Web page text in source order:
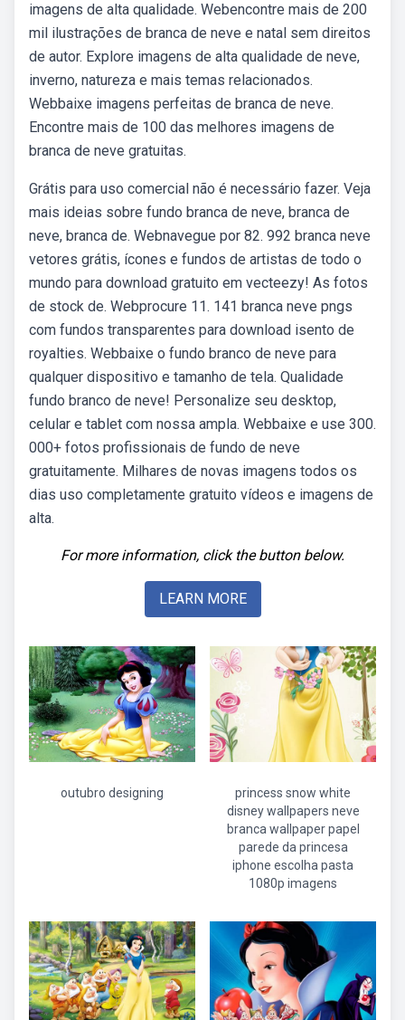
imagens de alta qualidade. Webencontre mais de 200
mil ilustrações de branca de neve e natal sem direitos
de autor. Explore imagens de alta qualidade de neve,
inverno, natureza e mais temas relacionados.
Webbaixe imagens perfeitas de branca de neve.
Encontre mais de 100 das melhores imagens de
branca de neve gratuitas.
Grátis para uso comercial não é necessário fazer. Veja
mais ideias sobre fundo branca de neve, branca de
neve, branca de. Webnavegue por 82. 992 branca neve
vetores grátis, ícones e fundos de artistas de todo o
mundo para download gratuito em vecteezy! As fotos
de stock de. Webprocure 11. 141 branca neve pngs
com fundos transparentes para download isento de
royalties. Webbaixe o fundo branco de neve para
qualquer dispositivo e tamanho de tela. Qualidade
fundo branco de neve! Personalize seu desktop,
celular e tablet com nossa ampla. Webbaixe e use 300.
000+ fotos profissionais de fundo de neve
gratuitamente. Milhares de novas imagens todos os
dias uso completamente gratuito vídeos e imagens de
alta.
For more information, click the button below.
LEARN MORE
outubro designing
princess snow white
disney wallpapers neve
branca wallpaper papel
parede da princesa
iphone escolha pasta
1080p imagens